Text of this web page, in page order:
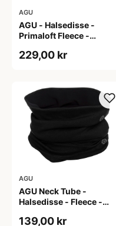
AGU
AGU - Halsedisse -
Primaloft Fleece -
OS
229,00 kr
AGU
AGU Neck Tube -
Halsedisse - Fleece -
139,00 kr